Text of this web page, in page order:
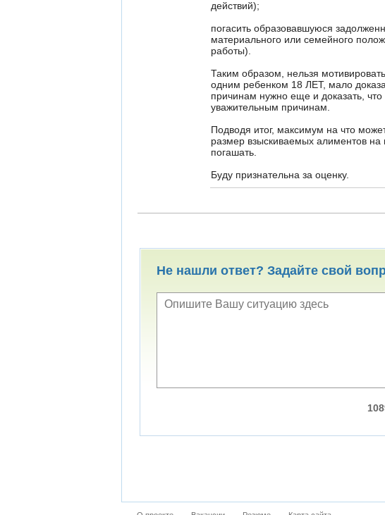
действий);
погасить образовавшуюся
материального или семейного
работы).
Таким образом, нельзя
одним ребенком 18 ЛЕТ, мало
причинам нужно еще и доказать,
уважительным причинам.
Подводя итог, максимум на что
размер взыскиваемых алиментов на
погашать.
Буду признательна за оценку.
Не нашли ответ? Задайте свой